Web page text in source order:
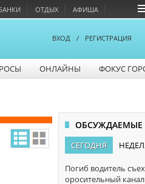
ОТДЫХ АФИША
ВХОД / РЕГИСТРАЦИЯ
ОНЛАЙНЫ ФОКУС
ОБСУЖДАЕМЫЕ
СЕГОДНЯ
Погиб водитель
оросительный